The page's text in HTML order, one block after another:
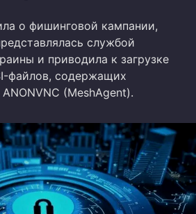
о фишинговой кампании,
службой
и приводила к загрузке
файлов, содержащих
(MeshAgent).